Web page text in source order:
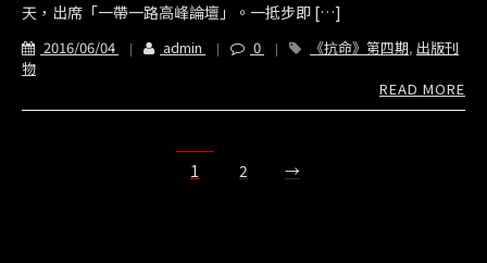
天，出席「一帶一路高峰論壇」。一抵步即 […]
2016/06/04 admin 0 《抗命》第四期, 出版刊
物
READ MORE
1 2 →